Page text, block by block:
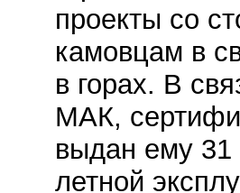
проекты со
камовцам в
в горах. В
МАК,
выдан ему 31
летной